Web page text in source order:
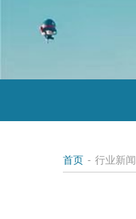
首页 - 行业新闻